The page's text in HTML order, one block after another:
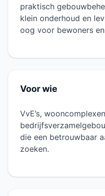
praktisch
klein onderhoud en
oog voor bewoners
Voor wie
VvE’s,
die een betrouwbaar
zoeken.